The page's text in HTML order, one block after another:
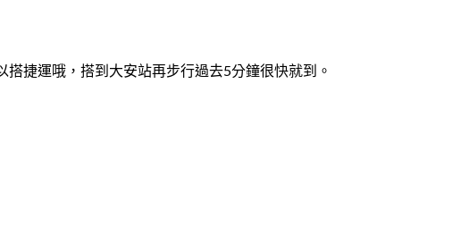
捷運哦，搭到大安站再步行過去5分鐘很快就到。